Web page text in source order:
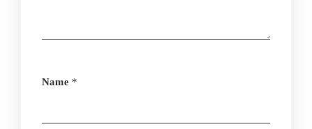
Name *